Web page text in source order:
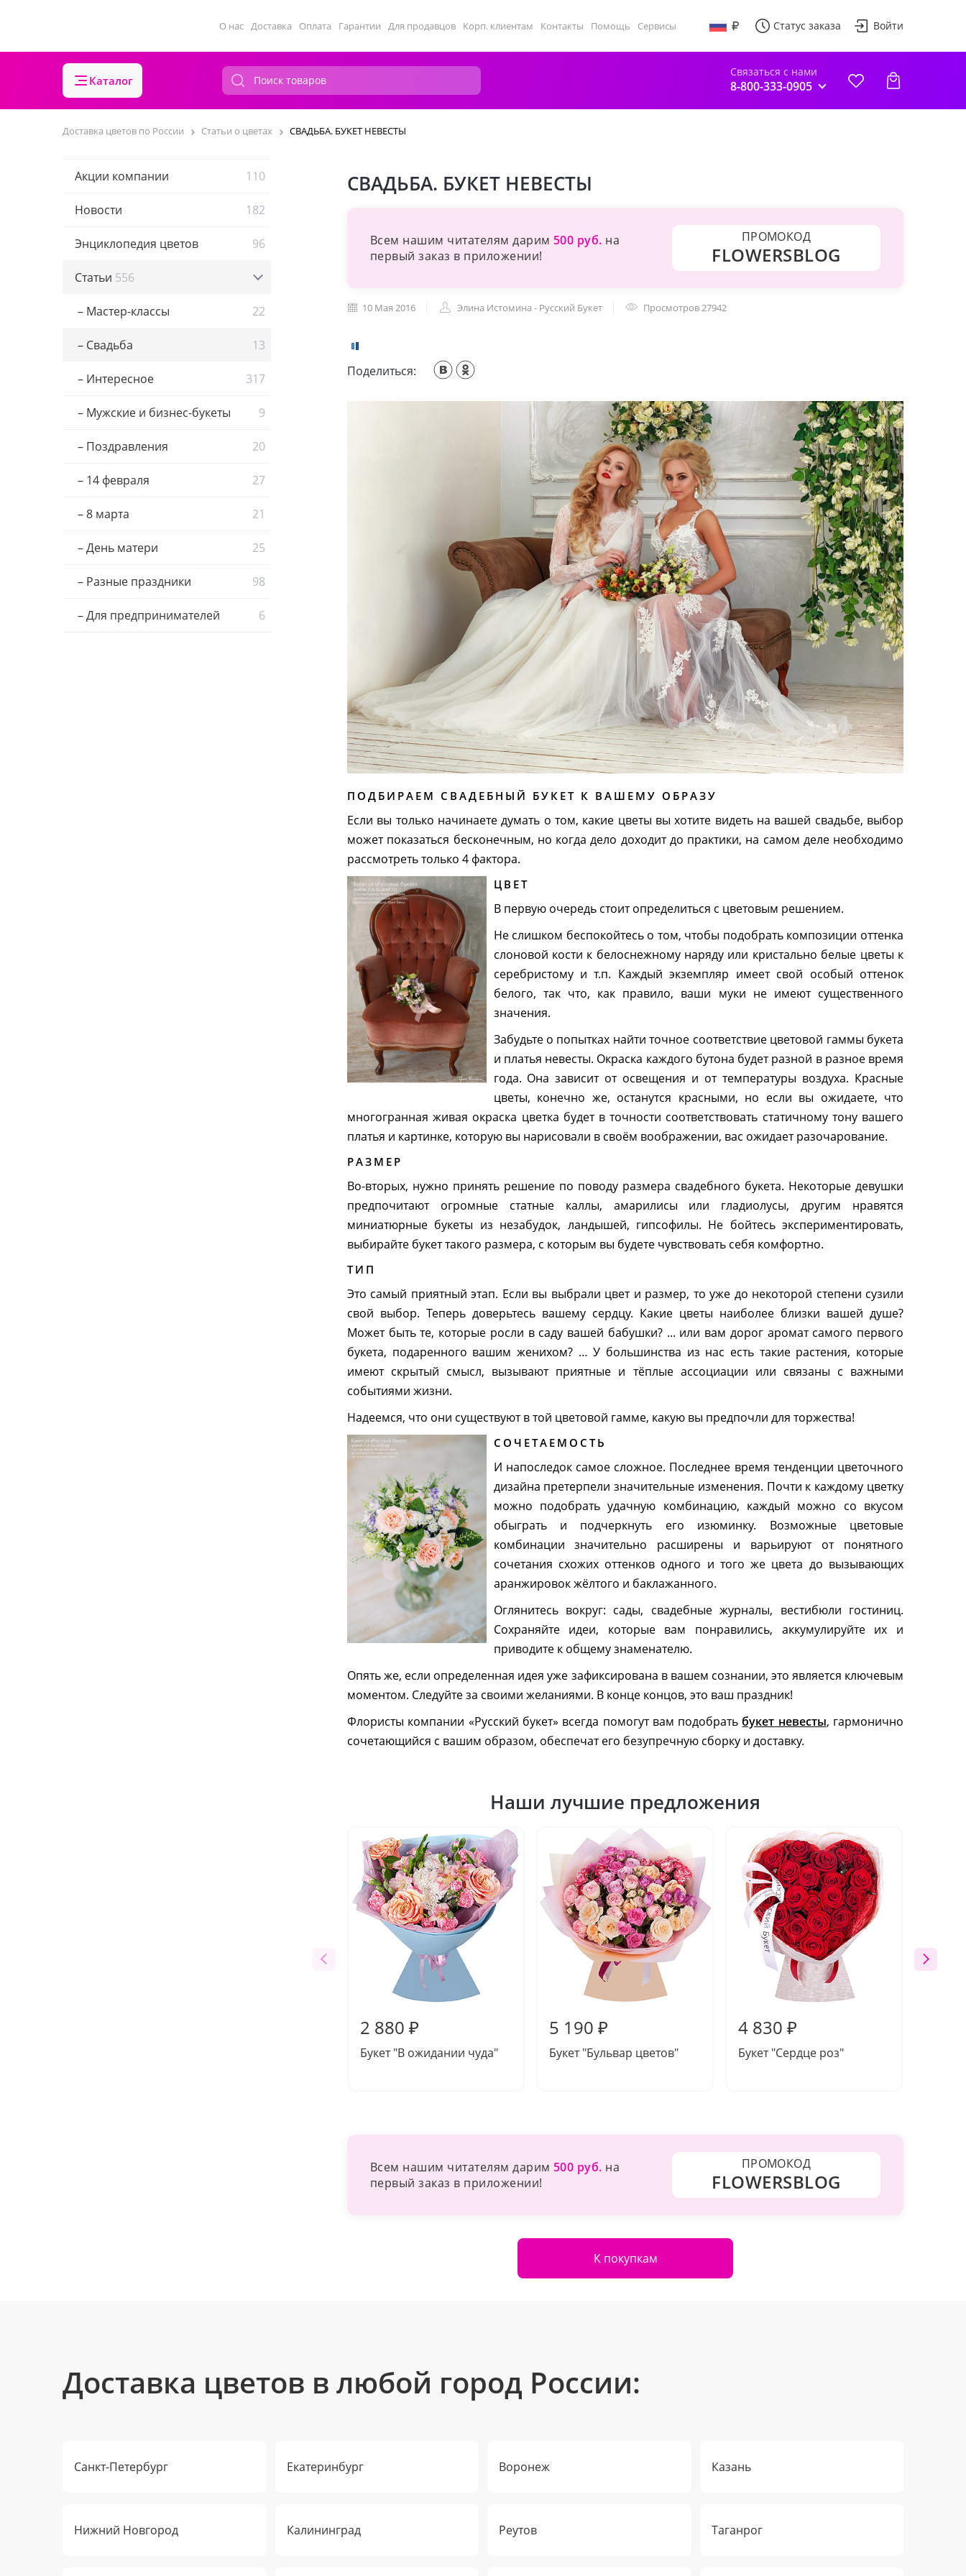
О нас Доставка Оплата Гарантии Для продавцов Корп. клиентам Контакты Помощь Сервисы Статус заказа Войти
Каталог
Связаться с нами
8-800-333-0905
Доставка цветов по России Статьи о цветах СВАДЬБА. БУКЕТ НЕВЕСТЫ
Акции компании 110
Новости 182
Энциклопедия цветов 96
Статьи 556
– Мастер-классы 22
– Свадьба 13
– Интересное 317
– Мужские и бизнес-букеты 9
– Поздравления 20
– 14 февраля 27
– 8 марта 21
– День матери 25
– Разные праздники 98
– Для предпринимателей 6
СВАДЬБА. БУКЕТ НЕВЕСТЫ
Всем нашим читателям дарим 500 руб. на
первый заказ в приложении!
ПРОМОКОД
FLOWERSBLOG
10 Мая 2016 Элина Истомина - Русский Букет Просмотров 27942
Поделиться:
ПОДБИРАЕМ СВАДЕБНЫЙ БУКЕТ К ВАШЕМУ ОБРАЗУ
Если вы только начинаете думать о том, какие цветы вы хотите видеть на вашей свадьбе, выбор
может показаться бесконечным, но когда дело доходит до практики, на самом деле необходимо
рассмотреть только 4 фактора.
ЦВЕТ
В первую очередь стоит определиться с цветовым решением.
Не слишком беспокойтесь о том, чтобы подобрать композиции оттенка
слоновой кости к белоснежному наряду или кристально белые цветы к
серебристому и т.п. Каждый экземпляр имеет свой особый оттенок
белого, так что, как правило, ваши муки не имеют существенного
значения.
Забудьте о попытках найти точное соответствие цветовой гаммы букета
и платья невесты. Окраска каждого бутона будет разной в разное время
года. Она зависит от освещения и от температуры воздуха. Красные
цветы, конечно же, останутся красными, но если вы ожидаете, что
многогранная живая окраска цветка будет в точности соответствовать статичному тону вашего
платья и картинке, которую вы нарисовали в своём воображении, вас ожидает разочарование.
РАЗМЕР
Во-вторых, нужно принять решение по поводу размера свадебного букета. Некоторые девушки
предпочитают огромные статные каллы, амарилисы или гладиолусы, другим нравятся
миниатюрные букеты из незабудок, ландышей, гипсофилы. Не бойтесь экспериментировать,
выбирайте букет такого размера, с которым вы будете чувствовать себя комфортно.
ТИП
Это самый приятный этап. Если вы выбрали цвет и размер, то уже до некоторой степени сузили
свой выбор. Теперь доверьтесь вашему сердцу. Какие цветы наиболее близки вашей душе?
Может быть те, которые росли в саду вашей бабушки? ... или вам дорог аромат самого первого
букета, подаренного вашим женихом? … У большинства из нас есть такие растения, которые
имеют скрытый смысл, вызывают приятные и тёплые ассоциации или связаны с важными
событиями жизни.
Надеемся, что они существуют в той цветовой гамме, какую вы предпочли для торжества!
СОЧЕТАЕМОСТЬ
И напоследок самое сложное. Последнее время тенденции цветочного
дизайна претерпели значительные изменения. Почти к каждому цветку
можно подобрать удачную комбинацию, каждый можно со вкусом
обыграть и подчеркнуть его изюминку. Возможные цветовые
комбинации значительно расширены и варьируют от понятного
сочетания схожих оттенков одного и того же цвета до вызывающих
аранжировок жёлтого и баклажанного.
Оглянитесь вокруг: сады, свадебные журналы, вестибюли гостиниц.
Сохраняйте идеи, которые вам понравились, аккумулируйте их и
приводите к общему знаменателю.
Опять же, если определенная идея уже зафиксирована в вашем сознании, это является ключевым
моментом. Следуйте за своими желаниями. В конце концов, это ваш праздник!
Флористы компании «Русский букет» всегда помогут вам подобратьбукет невесты, гармонично
сочетающийся с вашим образом, обеспечат его безупречную сборку и доставку.
Наши лучшие предложения
2 880 ₽
Букет "В ожидании чуда"
5 190 ₽
Букет "Бульвар цветов"
4 830 ₽
Букет "Сердце роз"
Всем нашим читателям дарим 500 руб. на
первый заказ в приложении!
ПРОМОКОД
FLOWERSBLOG
К покупкам
Доставка цветов в любой город России:
Санкт-Петербург Екатеринбург Воронеж Казань
Нижний Новгород Калининград Реутов Таганрог